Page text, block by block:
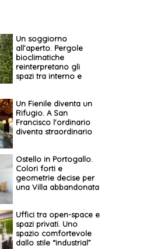
Un soggiorno
all’aperto. Pergole
bioclimatiche
reinterpretano gli
spazi tra interno e
Un Fienile diventa un
Rifugio. A San
Francisco l'ordinario
diventa straordinario
Ostello in Portogallo.
Colori forti e
geometrie decise per
una Villa abbandonata
Uffici tra open-space e
spazi privati. Uno
spazio comfortevole
dallo stile “industrial”